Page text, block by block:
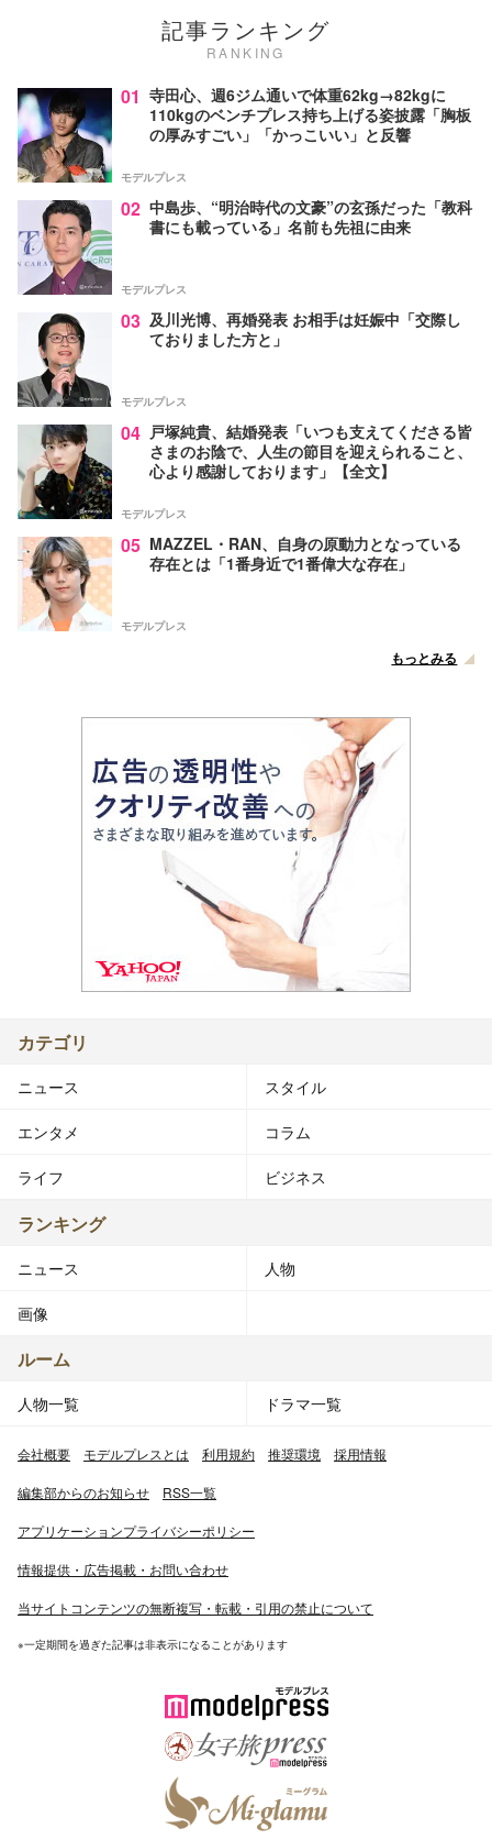
記事ランキング
RANKING
01 寺田心、週6ジム通いで体重62kg→82kgに
110kgのベンチプレス持ち上げる姿披露「胸板
の厚みすごい」「かっこいい」と反響
モデルプレス
02 中島歩、“明治時代の文豪”の玄孫だった「教科
書にも載っている」名前も先祖に由来
モデルプレス
03 及川光博、再婚発表 お相手は妊娠中「交際し
ておりました方と」
モデルプレス
04 戸塚純貴、結婚発表「いつも支えてくださる皆
さまのお陰で、人生の節目を迎えられること、
心より感謝しております」【全文】
モデルプレス
05 MAZZEL・RAN、自身の原動力となっている
存在とは「1番身近で1番偉大な存在」
モデルプレス
もっとみる
カテゴリ
ニュース スタイル
エンタメ コラム
ライフ ビジネス
ランキング
ニュース 人物
画像
ルーム
人物一覧 ドラマ一覧
会社概要 モデルプレスとは 利用規約 推奨環境 採用情報
編集部からのお知らせ RSS一覧
アプリケーションプライバシーポリシー
情報提供・広告掲載・お問い合わせ
当サイトコンテンツの無断複写・転載・引用の禁止について
※一定期間を過ぎた記事は非表示になることがあります